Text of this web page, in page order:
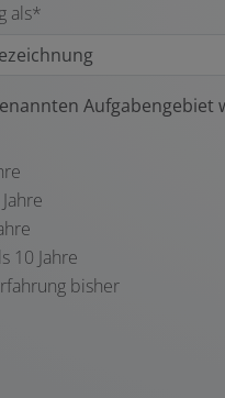
als*
Aufgabengebiet
10 Jahre
bisher